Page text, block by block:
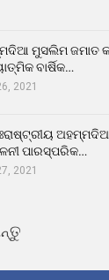
ମୁସଲିମ ଜମାତ
ବାର୍ଷିକ…
2021
ପାରସ୍ପରିକ…
2021